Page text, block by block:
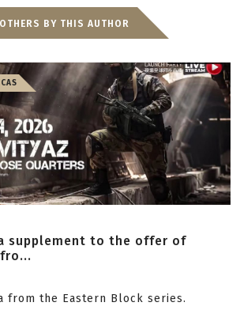
OTHERS BY THIS AUTHOR
supplement to the offer of
from the Eastern Block series.